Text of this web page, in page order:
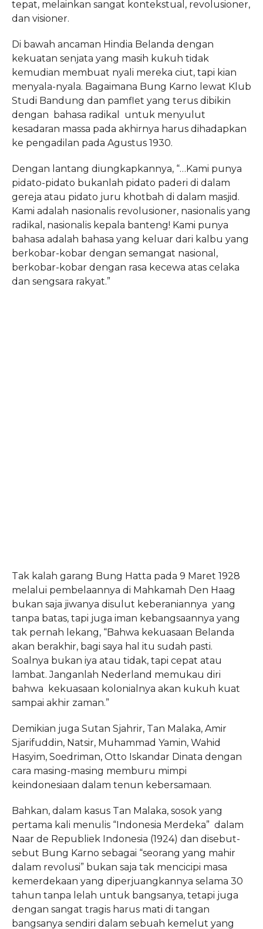
tepat, melainkan sangat kontekstual, revolusioner,
dan visioner.
Di bawah ancaman Hindia Belanda dengan
kekuatan senjata yang masih kukuh tidak
kemudian membuat nyali mereka ciut, tapi kian
menyala-nyala. Bagaimana Bung Karno lewat Klub
Studi Bandung dan pamflet yang terus dibikin
dengan bahasa radikal untuk menyulut
kesadaran massa pada akhirnya harus dihadapkan
ke pengadilan pada Agustus 1930.
Dengan lantang diungkapkannya, “…Kami punya
pidato-pidato bukanlah pidato paderi di dalam
gereja atau pidato juru khotbah di dalam masjid.
Kami adalah nasionalis revolusioner, nasionalis yang
radikal, nasionalis kepala banteng! Kami punya
bahasa adalah bahasa yang keluar dari kalbu yang
berkobar-kobar dengan semangat nasional,
berkobar-kobar dengan rasa kecewa atas celaka
dan sengsara rakyat.”
Tak kalah garang Bung Hatta pada 9 Maret 1928
melalui pembelaannya di Mahkamah Den Haag
bukan saja jiwanya disulut keberaniannya yang
tanpa batas, tapi juga iman kebangsaannya yang
tak pernah lekang, “Bahwa kekuasaan Belanda
akan berakhir, bagi saya hal itu sudah pasti.
Soalnya bukan iya atau tidak, tapi cepat atau
lambat. Janganlah Nederland memukau diri
bahwa kekuasaan kolonialnya akan kukuh kuat
sampai akhir zaman.”
Demikian juga Sutan Sjahrir, Tan Malaka, Amir
Sjarifuddin, Natsir, Muhammad Yamin, Wahid
Hasyim, Soedriman, Otto Iskandar Dinata dengan
cara masing-masing memburu mimpi
keindonesiaan dalam tenun kebersamaan.
Bahkan, dalam kasus Tan Malaka, sosok yang
pertama kali menulis “Indonesia Merdeka” dalam
Naar de Republiek Indonesia (1924) dan disebut-
sebut Bung Karno sebagai “seorang yang mahir
dalam revolusi” bukan saja tak mencicipi masa
kemerdekaan yang diperjuangkannya selama 30
tahun tanpa lelah untuk bangsanya, tetapi juga
dengan sangat tragis harus mati di tangan
bangsanya sendiri dalam sebuah kemelut yang